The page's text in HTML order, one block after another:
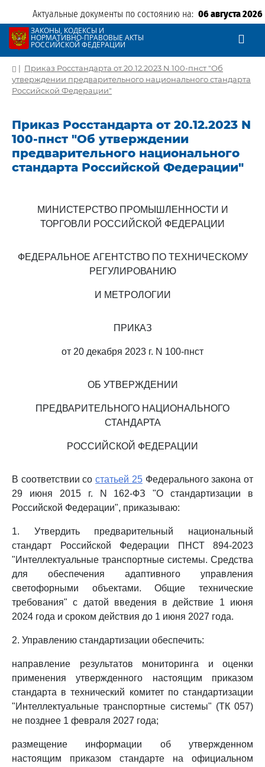
Актуальные документы по состоянию на: 06 августа 2026
ЗАКОНЫ, КОДЕКСЫ И
НОРМАТИВНО-ПРАВОВЫЕ АКТЫ
РОССИЙСКОЙ ФЕДЕРАЦИИ
| Приказ Росстандарта от 20.12.2023 N 100-пнст "Об
утверждении предварительного национального стандарта
Российской Федерации"
Приказ Росстандарта от 20.12.2023 N
100-пнст "Об утверждении
предварительного национального
стандарта Российской Федерации"
МИНИСТЕРСТВО ПРОМЫШЛЕННОСТИ И
ТОРГОВЛИ РОССИЙСКОЙ ФЕДЕРАЦИИ
ФЕДЕРАЛЬНОЕ АГЕНТСТВО ПО ТЕХНИЧЕСКОМУ
РЕГУЛИРОВАНИЮ
И МЕТРОЛОГИИ
ПРИКАЗ
от 20 декабря 2023 г. N 100-пнст
ОБ УТВЕРЖДЕНИИ
ПРЕДВАРИТЕЛЬНОГО НАЦИОНАЛЬНОГО
СТАНДАРТА
РОССИЙСКОЙ ФЕДЕРАЦИИ
В соответствии состатьей 25Федерального закона от
29 июня 2015 г. N 162-ФЗ "О стандартизации в
Российской Федерации", приказываю:
1. Утвердить предварительный национальный
стандарт Российской Федерации ПНСТ 894-2023
"Интеллектуальные транспортные системы. Средства
для обеспечения адаптивного управления
светофорными объектами. Общие технические
требования" с датой введения в действие 1 июня
2024 года и сроком действия до 1 июня 2027 года.
2. Управлению стандартизации обеспечить:
направление результатов мониторинга и оценки
применения утвержденного настоящим приказом
стандарта в технический комитет по стандартизации
"Интеллектуальные транспортные системы" (ТК 057)
не позднее 1 февраля 2027 года;
размещение информации об утвержденном
настоящим приказом стандарте на официальном